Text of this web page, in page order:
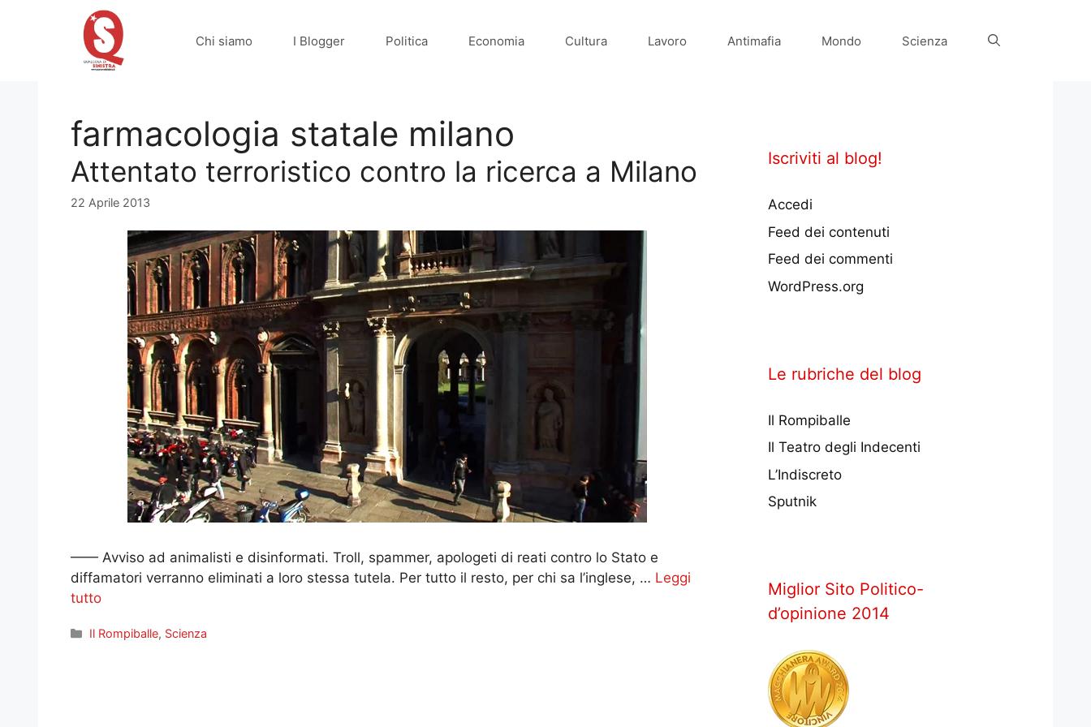
Chi siamo I Blogger Politica Economia Cultura Lavoro Antimafia Mondo Scienza
farmacologia statale milano
Attentato terroristico contro la ricerca a Milano
22 Aprile 2013
—— Avviso ad animalisti e disinformati. Troll, spammer, apologeti di reati contro lo Stato e
diffamatori verranno eliminati a loro stessa tutela. Per tutto il resto, per chi sa l’inglese, … Leggi
tutto
Categorie
Il Rompiballe, Scienza
Iscriviti al blog!
Accedi
Feed dei contenuti
Feed dei commenti
WordPress.org
Le rubriche del blog
Il Rompiballe
Il Teatro degli Indecenti
L’Indiscreto
Sputnik
Miglior Sito Politico-
d’opinione 2014